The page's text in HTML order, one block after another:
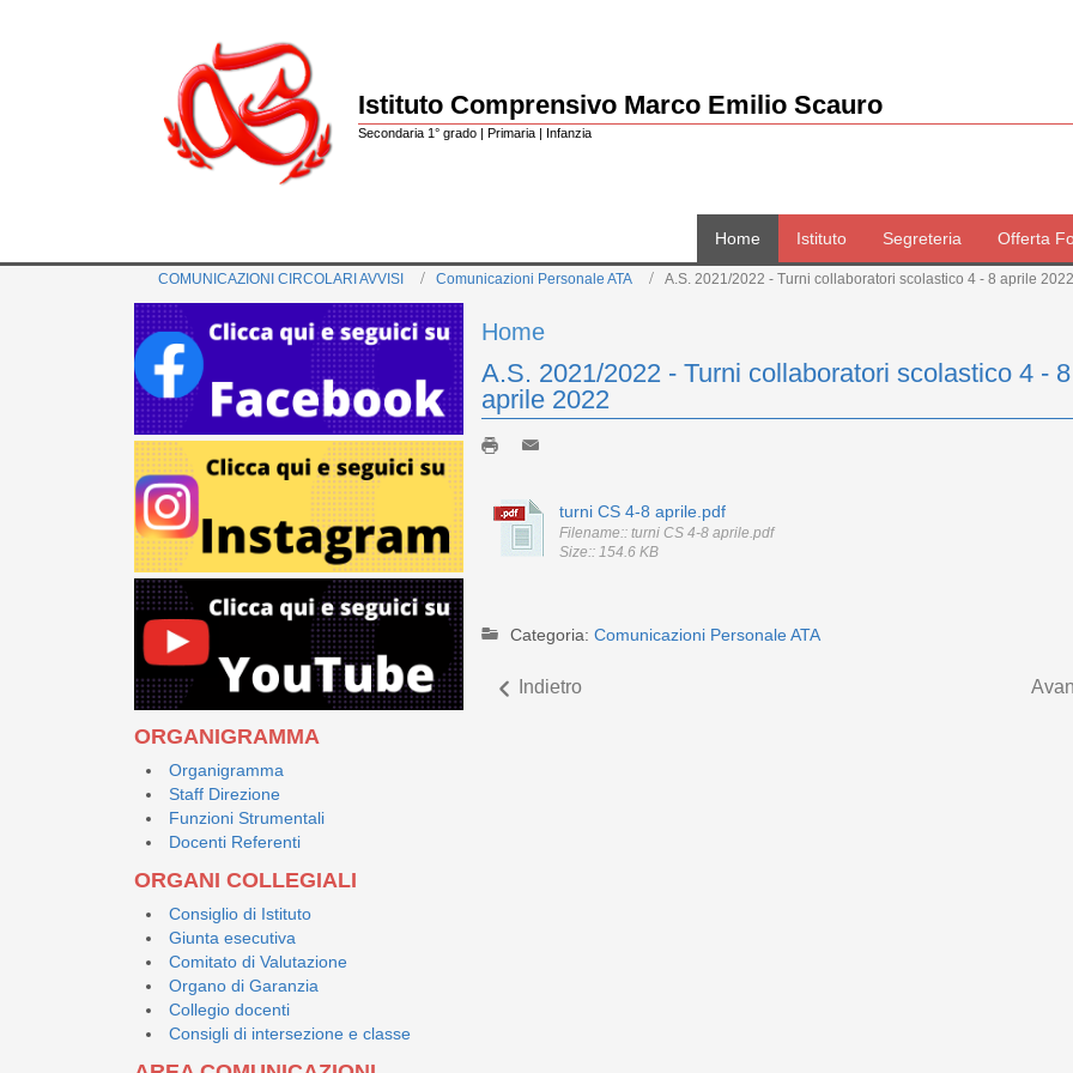
Istituto Comprensivo Marco Emilio Scauro
Secondaria 1° grado | Primaria | Infanzia
Home Istituto Segreteria Offerta
COMUNICAZIONI CIRCOLARI AVVISI Comunicazioni Personale ATA A.S. 2021/2022 - Turni collaboratori scolastico 4 - 8 aprile 2022
ORGANIGRAMMA
Organigramma
Staff Direzione
Funzioni Strumentali
Docenti Referenti
ORGANI COLLEGIALI
Consiglio di Istituto
Giunta esecutiva
Comitato di Valutazione
Organo di Garanzia
Collegio docenti
Consigli di intersezione e classe
Home
A.S. 2021/2022 - Turni collaboratori scolastico 4 - 8
aprile 2022
turni CS 4-8 aprile.pdf
Filename:: turni CS 4-8 aprile.pdf
Size:: 154.6 KB
Categoria: Comunicazioni Personale ATA
Indietro